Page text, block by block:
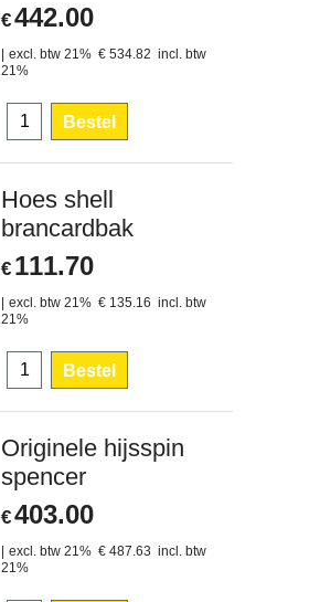
€442.00
excl. btw 21% € 534.82 incl. btw
21%
Bestel
Hoes shell
brancardbak
€ 111.70
excl. btw 21% € 135.16 incl. btw
21%
Bestel
Originele hijsspin
spencer
€403.00
excl. btw 21% € 487.63 incl. btw
21%